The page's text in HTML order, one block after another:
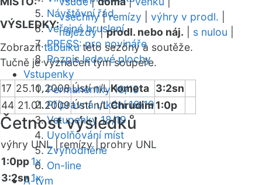
Návštěvní řád
Veřejné bruslení
PRESS: pro novináře
Rozpis ledové plochy
Vstupenky
Permanentky 18/19
Přípravná utkání 18/19
Vstupenky 18/19
Uvolňování míst
Zvýhodněné
On-line
A-tým
VÝSLEDKY:
všechny|remízy výhry v prodl.
nájezdy|prodl. nebo náj. s nulou
Zobrazittabulkutéto sezóny a soutěže.
Tučně je vyznačen tým soupeře.
17 25.10.2008Ústí n/LKometa 3:2sn
44 21.01.2009Ústí n/LChrudim1:0p
Četnost výsledků
výhry UNL | remízy | prohry UNL
1:0pp1x
3:2sn1x